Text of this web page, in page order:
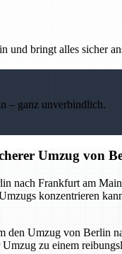
und bringt alles sicher
– ganz unverbindlich.
Umzug von
nach Frankfurt am
konzentrieren
den Umzug von
zu einem